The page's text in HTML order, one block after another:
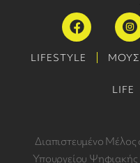
LIFESTYLE
LIFE
Διαπιστευμένο
Υπουργείου Ψηφιακής